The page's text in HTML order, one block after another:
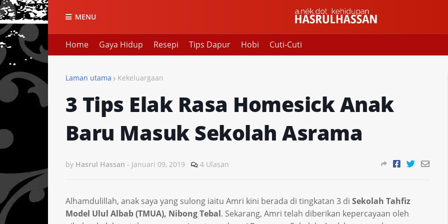
MENU
Home Gaya Hidup Resepi Tips Dapur Hobi Cuti-Cuti
Laman utama Kekeluargaan
3 Tips Elak Rasa Homesick Anak
Baru Masuk Sekolah Asrama
by Hasrul Hassan - Januari 09, 2019 4 Ulasan
Alhamdulillah, anak saya yang sulong iaitu Amri kini berada di tingkatan 3 di Sekolah Tahfiz
Model Ulul Albab (TMUA), Nibong Tebal. Sekarang, Amri telah diberikan kepercayaan oleh